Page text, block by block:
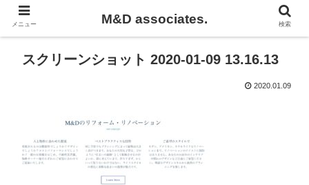
スクリーンショット 2020-01-09 13.16.13
2020.01.09
メニュー M&D associates. 検索